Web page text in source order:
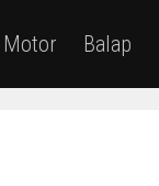
Motor Balap